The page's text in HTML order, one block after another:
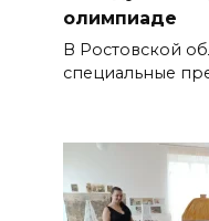
олимпиаде
В Ростовской
специальные